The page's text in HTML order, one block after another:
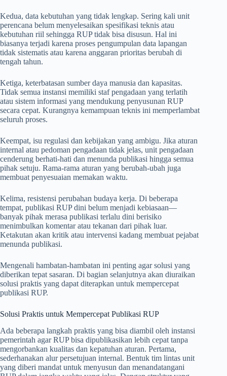
Kedua, data kebutuhan yang tidak lengkap. Sering kali unit
perencana belum menyelesaikan spesifikasi teknis atau
kebutuhan riil sehingga RUP tidak bisa disusun. Hal ini
biasanya terjadi karena proses pengumpulan data lapangan
tidak sistematis atau karena anggaran prioritas berubah di
tengah tahun.
Ketiga, keterbatasan sumber daya manusia dan kapasitas.
Tidak semua instansi memiliki staf pengadaan yang terlatih
atau sistem informasi yang mendukung penyusunan RUP
secara cepat. Kurangnya kemampuan teknis ini memperlambat
seluruh proses.
Keempat, isu regulasi dan kebijakan yang ambigu. Jika aturan
internal atau pedoman pengadaan tidak jelas, unit pengadaan
cenderung berhati-hati dan menunda publikasi hingga semua
pihak setuju. Rama-rama aturan yang berubah-ubah juga
membuat penyesuaian memakan waktu.
Kelima, resistensi perubahan budaya kerja. Di beberapa
tempat, publikasi RUP dini belum menjadi kebiasaan—
banyak pihak merasa publikasi terlalu dini berisiko
menimbulkan komentar atau tekanan dari pihak luar.
Ketakutan akan kritik atau intervensi kadang membuat pejabat
menunda publikasi.
Mengenali hambatan-hambatan ini penting agar solusi yang
diberikan tepat sasaran. Di bagian selanjutnya akan diuraikan
solusi praktis yang dapat diterapkan untuk mempercepat
publikasi RUP.
Solusi Praktis untuk Mempercepat Publikasi RUP
Ada beberapa langkah praktis yang bisa diambil oleh instansi
pemerintah agar RUP bisa dipublikasikan lebih cepat tanpa
mengorbankan kualitas dan kepatuhan aturan. Pertama,
sederhanakan alur persetujuan internal. Bentuk tim lintas unit
yang diberi mandat untuk menyusun dan menandatangani